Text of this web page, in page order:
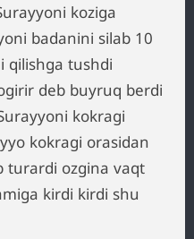
koziga
badanini silab 10
qilishga tushdi
deb buyruq berdi
kokragi
kokragi orasidan
turardi ozgina vaqt
kirdi kirdi shu